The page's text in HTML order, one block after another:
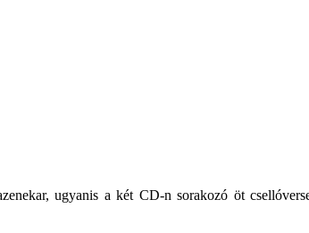
ugyanis a két CD-n sorakozó öt